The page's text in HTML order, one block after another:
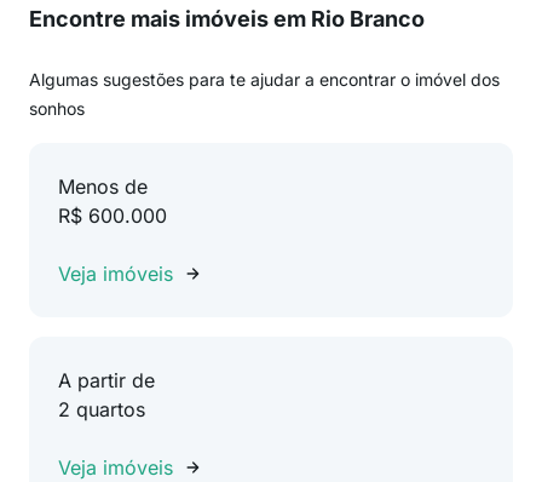
Encontre mais imóveis em Rio Branco
Algumas sugestões para te ajudar a encontrar o imóvel dos
sonhos
Menos de
R$ 600.000
Veja imóveis
A partir de
2 quartos
Veja imóveis